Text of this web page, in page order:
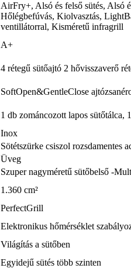
AirFry+, Alsó és felső sütés, Alsó
Hőlégbefúvás, Kiolvasztás,
ventillátorral, Kisméretű infragrill
A+
4 rétegű sütőajtó 2 hővisszaverő
SoftOpen&GentleClose
1 db zománcozott lapos sütőtálca,
Inox
Sötétszürke csiszol rozsdamentes
Üveg
Szuper nagyméretű sütőbelső -
1.360 cm²
PerfectGrill
Elektronikus hőmérséklet
Világítás a sütőben
Egyidejű sütés több szinten